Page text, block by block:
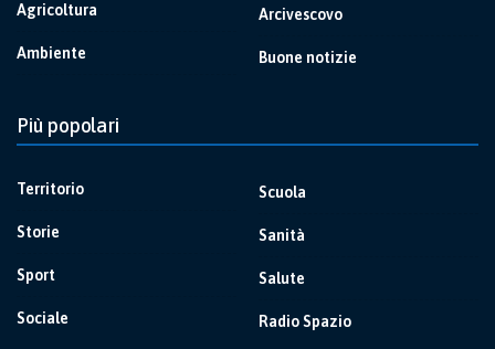
Agricoltura
Ambiente
Arcivescovo
Buone notizie
Più popolari
Territorio
Storie
Sport
Sociale
Scuola
Sanità
Salute
Radio Spazio